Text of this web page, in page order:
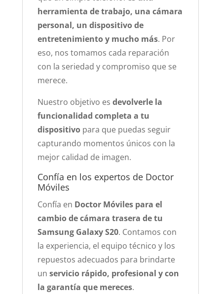
herramienta de trabajo, una cámara
personal, un dispositivo de
entretenimiento y mucho más. Por
eso, nos tomamos cada reparación
con la seriedad y compromiso que se
merece.
Nuestro objetivo es devolverle la
funcionalidad completa a tu
dispositivopara que puedas seguir
capturando momentos únicos con la
mejor calidad de imagen.
Confía en los expertos de Doctor
Móviles
Confía en Doctor Móviles para el
cambio de cámara trasera de tu
Samsung Galaxy S20. Contamos con
la experiencia, el equipo técnico y los
repuestos adecuados para brindarte
un servicio rápido, profesional y con
la garantía que mereces.